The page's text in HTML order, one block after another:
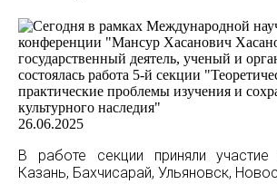
26.06.2025
В работе секции приняли
Казань, Бахчисарай, Ульяновск,